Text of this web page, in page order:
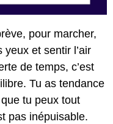
pour marcher,
yeux et sentir l’air
de temps, c’est
Tu as tendance
tu peux tout
pas inépuisable.